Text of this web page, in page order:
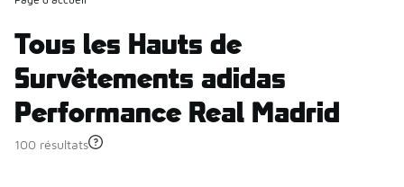
Tous les Hauts de
Survêtements adidas
Performance Real Madrid
100 résultats